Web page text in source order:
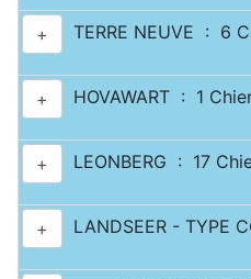
+ TERRE NEUVE : 6
+ HOVAWART : 1
+ LEONBERG : 17
+ LANDSEER - TYPE